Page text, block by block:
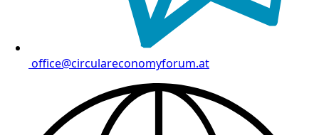
office@circulareconomyforum.at